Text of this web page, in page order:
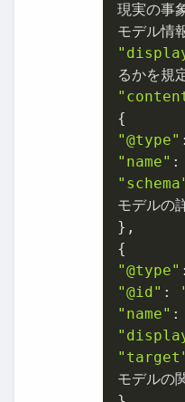
現実の事
"@type"
"name" :
モデルの
},
"@type"
"@id" :
"name" :
モデルの